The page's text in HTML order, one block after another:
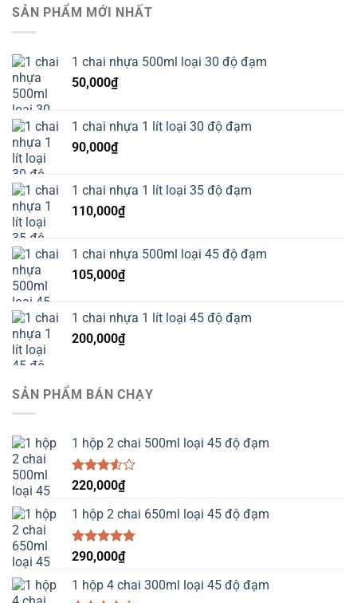
SẢN PHẨM MỚI NHẤT
1 chai nhựa 500ml loại 30 độ đạm
50,000₫
1 chai nhựa 1 lít loại 30 độ đạm
90,000₫
1 chai nhựa 1 lít loại 35 độ đạm
110,000₫
1 chai nhựa 500ml loại 45 độ đạm
105,000₫
1 chai nhựa 1 lít loại 45 độ đạm
200,000₫
SẢN PHẨM BÁN CHẠY
1 hộp 2 chai 500ml loại 45 độ đạm
Được
hạng
3.505
sao
220,000₫
1 hộp 2 chai 650ml loại 45 độ đạm
Được xếp
hạng
5.00
5 sao
290,000₫
1 hộp 4 chai 300ml loại 45 độ đạm